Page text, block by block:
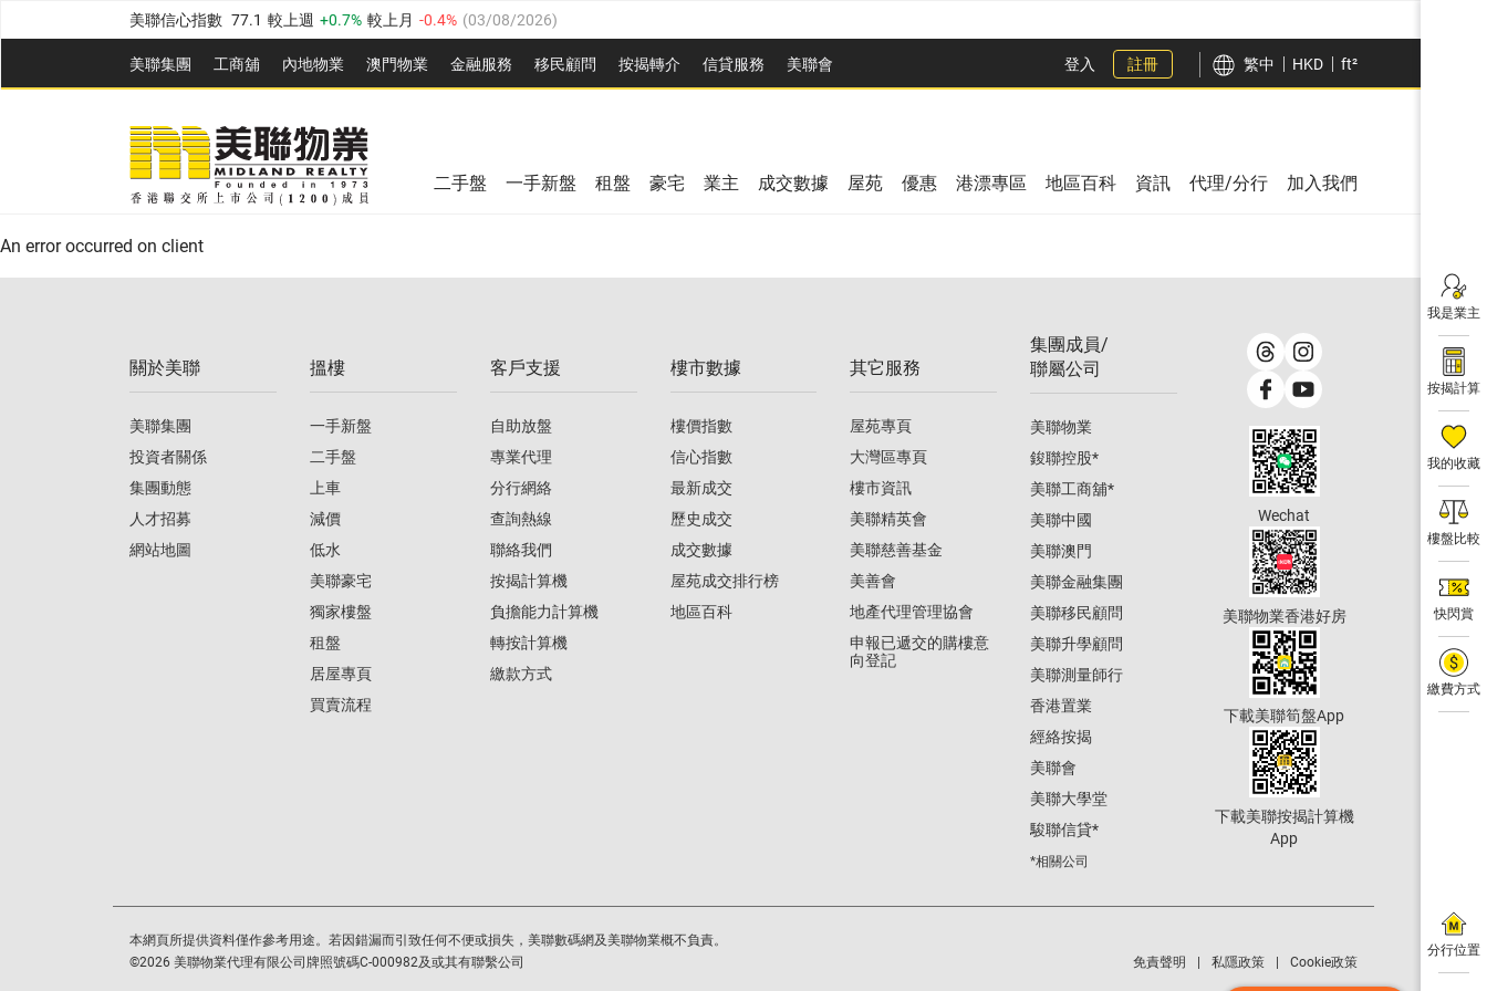
美聯信心指數 77.1 較上週 0.7% 較上月 -0.4% (03/08/2026)
全港樓價指數 149.1 較上週 0% 較上月 0.4% (03/08/2026)
港島樓價指數 157.4 較上週 -0.3% 較上月 -0.8% (03/08/2026)
九龍樓價指數 156.4 較上週 -0.1%
新界樓價指數 134.8 較上週 0.1% 0.9% 03/08/2026
美聯信心指數 77.1 較上週 0.7% 較上月
美聯集團 工商舖 內地物業 澳門物業 金融服務 移民顧問 按揭轉介 信貸服務 美聯會
全港樓價指數 149.1 較上週 0% 較上月
美聯信心指數 較上週 0.7% 03/08/2026)
登入 註冊 繁中 HKD ft²
我是業主
按揭計算
我的收藏
樓盤比較
快閃賞
繳費方式
分行位置
二手盤 一手新盤 租盤 豪宅 業主 成交數據 屋苑 優惠 港漂專區 地區百科 資訊 代理/分行 加入我們
An error occurred on client
關於美聯
美聯集團
投資者關係
集團動態
人才招募
網站地圖
搵樓
一手新盤
二手盤
上車
減價
低水
美聯豪宅
獨家樓盤
租盤
居屋專頁
買賣流程
客戶支援
自助放盤
專業代理
分行網絡
查詢熱線
聯絡我們
按揭計算機
負擔能力計算機
轉按計算機
繳款方式
樓市數據
樓價指數
信心指數
最新成交
歷史成交
成交數據
屋苑成交排行榜
地區百科
其它服務
屋苑專頁
大灣區專頁
樓市資訊
美聯精英會
美聯慈善基金
美善會
地產代理管理協會
申報已遞交的購樓意
向登記
集團成員/
聯屬公司
美聯物業
鋑聯控股*
美聯工商舖*
美聯中國
美聯澳門
美聯金融集團
美聯移民顧問
美聯升學顧問
美聯測量師行
香港置業
經絡按揭
美聯會
美聯大學堂
駿聯信貸*
*相關公司
Wechat
美聯物業香港好房
下載美聯筍盤App
下載美聯按揭計算機
App
本網頁所提供資料僅作參考用途。若因錯漏而引致任何不便或損失，美聯數碼網及美聯物業概不負責。
©2026 美聯物業代理有限公司牌照號碼C-000982及或其有聯繫公司 免責聲明 私隱政策 Cookie政策